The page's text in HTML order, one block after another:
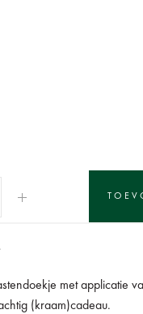
met applicatie
(kraam)cadeau.